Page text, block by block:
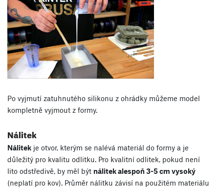
Po vyjmutí zatuhnutého silikonu z ohrádky můžeme model
kompletně vyjmout z formy.
Nálitek
Nálitek je otvor, kterým se nalévá materiál do formy a je
důležitý pro kvalitu odlitku. Pro kvalitní odlitek, pokud není
lito odstředivě, by měl být nálitek alespoň 3-5 cm vysoký
(neplatí pro kov). Průměr nálitku závisí na použitém materiálu